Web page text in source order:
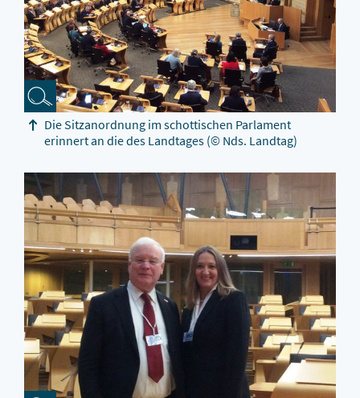
Die Sitzanordnung im schottischen Parlament
erinnert an die des Landtages (© Nds. Landtag)